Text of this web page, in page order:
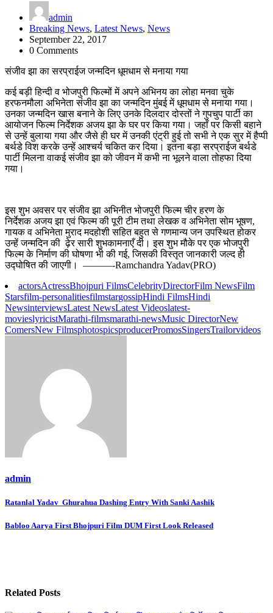
admin
Breaking News, Latest News, News
September 22, 2017
0 Comments
संजीव झा का सरप्राईज जन्मदिन धूमधाम से मनाया गया
कई बड़ी हिन्दी व भोजपुरी फिल्मों में अपने अभिनय का लोहा मनवा चुके
हरफनमौला अभिनेता संजीव झा का जन्मदिन मुंबई में धूमधाम से मनाया गया।
उनका जन्मदिन खास बनाने के लिए उनके दिलदार दोस्तों ने गुपचुप पार्टी का
आयोजन फिल्म निर्देशक अजय झा के घर पर किया गया। जहाँ पर किसी बहाने
से उन्हें बुलाया गया और जैसे ही घर में उनकी एंट्री हुई तो सभी ने एक सुर में हैप्पी
बर्थडे विश करके उन्हें आश्चर्य चकित कर दिया। इतना बड़ा सरप्राईज बर्थडे
पार्टी मिलना वाकई संजीव झा को जीवन में कभी ना भूलने वाला तोहफा दिया
गया।
इस शुभ अवसर पर संजीव झा अभिनीत भोजपुरी फिल्म चीर हरण के
निर्देशक अजय झा एवं फिल्म की पूरी टीम तथा लेखक व अभिनेता सोम भूषण,
गायक व अभिनेता मुराद मदहोशी सहित बहुत से गणमान्य जन उपस्थित होकर
उन्हें जन्मदिन की ढ़ेर सारी शुभकामनाएँ दी। इस शुभ मौके पर एक भोजपुरी
फिल्म के निर्माण की घोषणा भी की गई, जिसकी विस्तृत जानकारी जल्द ही
उद्घोषित की जाएगी। ———-Ramchandra Yadav(PRO)
actorsActressBhojpuri FilmsCelebrityDirectorFilm NewsFilm
Starsfilm-personalitiesfilmstargossipHindi FilmsHindi
NewsinterviewsLatest NewsLatest Videoslatest-
movieslyricistMarathi-filmsmarathi-newsMusic DirectorNew
ComersNew FilmsphotospicsproducerPromosSingersTrailorvideos
admin
Post
navigation
Ratanlal Yadav Ghurahua Dashing Entry With Sanki Aashik
Babloo Aarya First Bhojpuri Film DUM First Look Released
Related Posts